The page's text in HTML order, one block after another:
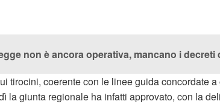
non è ancora operativa, mancano i decreti
tirocini, coerente con le linee guida concordate
la giunta regionale ha infatti approvato, con la